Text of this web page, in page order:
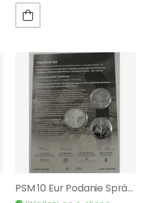
PSM 10 Eur Podanie Správy o vyhladzovacích táboroch Auschwitz a Birkenau + Pamätný list 2024